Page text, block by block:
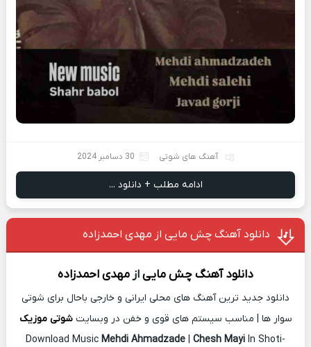
آهنگ های شوتی 30 دسامبر 2024
ادامه مطلب + دانلود ...
دانلود آهنگ چش مایی از مهدی احمدزاده
دانلود آهنگچش ماییازمهدی احمدزاده
دانلود جدید ترین آهنگ های محلی ایرانی و خارجی باحال برای شوتی
سوار ها | مناسب سیستم های قوی و خفن در وبسایتشوتی موزیک
Download Music Mehdi Ahmadzade Chesh Mayi In Shoti-